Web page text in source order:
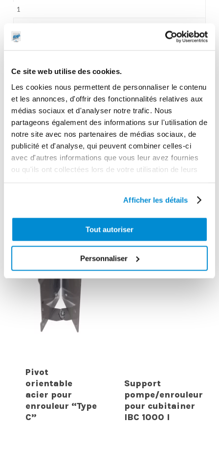
Ce site web utilise des cookies.
Les cookies nous permettent de personnaliser le contenu
et les annonces, d'offrir des fonctionnalités relatives aux
médias sociaux et d'analyser notre trafic. Nous
partageons également des informations sur l'utilisation de
notre site avec nos partenaires de médias sociaux, de
publicité et d'analyse, qui peuvent combiner celles-ci
avec d'autres informations que vous leur avez fournies
ou qu'ils ont collectées lors de votre utilisation de leurs
Afficher les détails
Tout autoriser
Personnaliser
1
43,5 x 9,5 x 40
20.0000
Garantie
2 ans
Gencode
3284660408391
Pivot
orientable
acier pour
enrouleur “Type
C”
Support
pompe/enrouleur
pour cubitainer
IBC 1000 l